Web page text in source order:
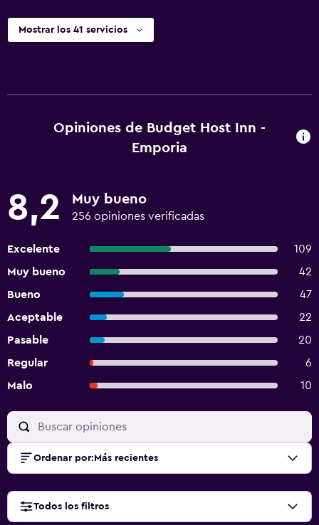
Mostrar los 41 servicios
Opiniones de Budget Host Inn -
Emporia
8,2 Muy bueno
256 opiniones verificadas
Excelente
109
Muy bueno
42
Bueno
47
Aceptable
22
Pasable
20
Regular
6
Malo
10
Ordenar por: Más recientes
Todos los filtros